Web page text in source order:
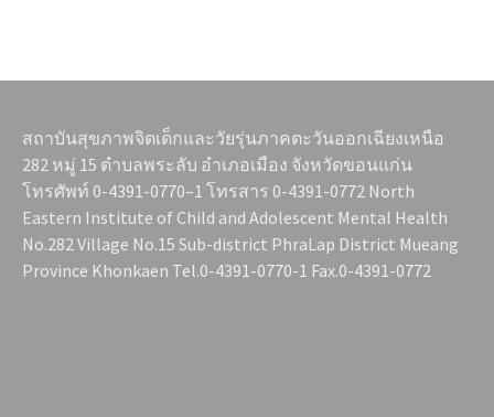
สถาบันสุขภาพจิตเด็กและวัยรุ่นภาคตะวันออกเฉียงเหนือ
282 หมู่ 15 ตำบลพระลับ อำเภอเมือง จังหวัดขอนแก่น
โทรศัพท์ 0-4391-0770–1 โทรสาร 0-4391-0772 North
Eastern Institute of Child and Adolescent Mental Health
No.282 Village No.15 Sub-district PhraLap District Mueang
Province Khonkaen Tel.0-4391-0770-1 Fax.0-4391-0772